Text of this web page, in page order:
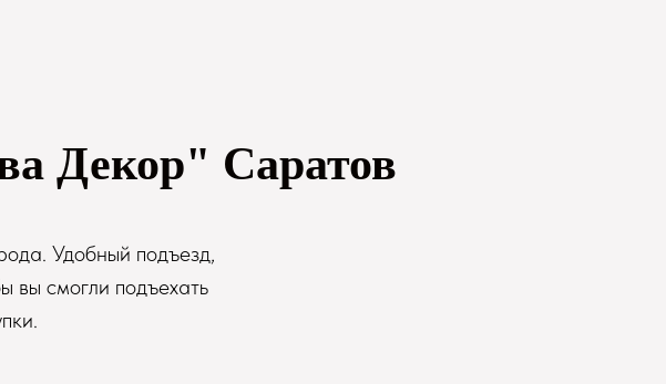
Декор" Саратов
Удобный подъезд,
вы смогли подъехать